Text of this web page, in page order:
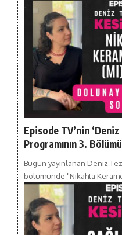
Episode TV’nin
Programının 3.
Bugün yayınlanan Deniz
bölümünde "Nikahta